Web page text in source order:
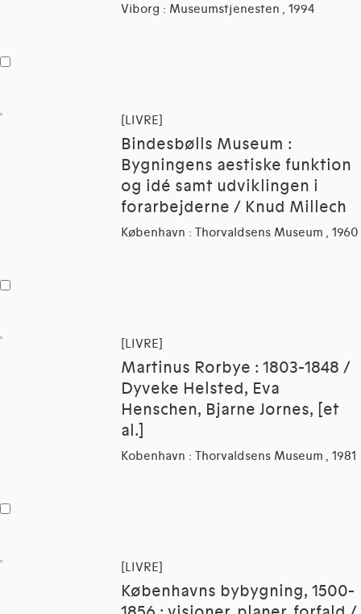
Viborg : Museumstjenesten , 1994
[LIVRE]
Bindesbølls Museum :
Bygningens aestiske funktion
og idé samt udviklingen i
forarbejderne / Knud Millech
København : Thorvaldsens Museum , 1960
[LIVRE]
Martinus Rorbye : 1803-1848 /
Dyveke Helsted, Eva
Henschen, Bjarne Jornes, [et
al.]
Kobenhavn : Thorvaldsens Museum , 1981
[LIVRE]
Københavns bybygning, 1500-